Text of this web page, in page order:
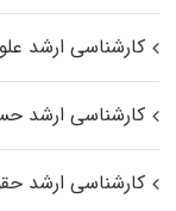
کارشناسی ارشد
کارشناسی ارشد
کارشناسی ارشد